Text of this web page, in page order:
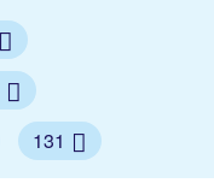
131